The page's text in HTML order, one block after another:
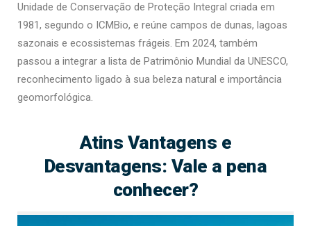
Unidade de Conservação de Proteção Integral criada em
1981, segundo o ICMBio, e reúne campos de dunas, lagoas
sazonais e ecossistemas frágeis. Em 2024, também
passou a integrar a lista de Patrimônio Mundial da UNESCO,
reconhecimento ligado à sua beleza natural e importância
geomorfológica.
Atins Vantagens e
Desvantagens: Vale a pena
conhecer?